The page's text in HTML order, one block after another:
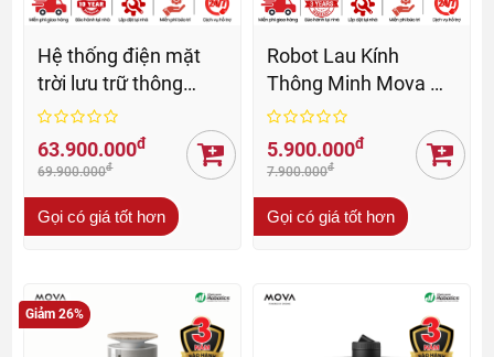
Hệ thống điện mặt
trời lưu trữ thông
minh MOVA
LumeGret A4000
63.900.000đ
69.900.000đ
Gọi có giá tốt hơn
Robot Lau Kính
Thông Minh Mova N1
- BH 36 Th
5.900.000đ
7.900.000đ
Gọi có giá tốt hơn
Giảm 26%